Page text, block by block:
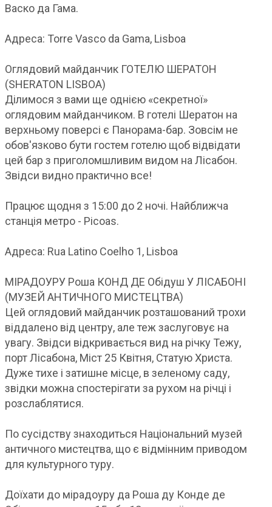
Васко да Гама.
Адреса: Torre Vasco da Gama, Lisboa
Оглядовий майданчик ГОТЕЛЮ ШЕРАТОН
(SHERATON LISBOA)
Ділимося з вами ще однією «секретної»
оглядовим майданчиком. В готелі Шератон на
верхньому поверсі є Панорама-бар. Зовсім не
обов'язково бути гостем готелю щоб відвідати
цей бар з приголомшливим видом на Лісабон.
Звідси видно практично все!
Працює щодня з 15:00 до 2 ночі. Найближча
станція метро - Picoas.
Адреса: Rua Latino Coelho 1, Lisboa
МІРАДОУРУ Роша КОНД ДЕ Обідуш У ЛІСАБОНІ
(МУЗЕЙ АНТИЧНОГО МИСТЕЦТВА)
Цей оглядовий майданчик розташований трохи
віддалено від центру, але теж заслуговує на
увагу. Звідси відкривається вид на річку Тежу,
порт Лісабона, Міст 25 Квітня, Статую Христа.
Дуже тихе і затишне місце, в зеленому саду,
звідки можна спостерігати за рухом на річці і
розслаблятися.
По сусідству знаходиться Національний музей
античного мистецтва, що є відмінним приводом
для культурного туру.
Доїхати до мірадоуру да Роша ду Конде де